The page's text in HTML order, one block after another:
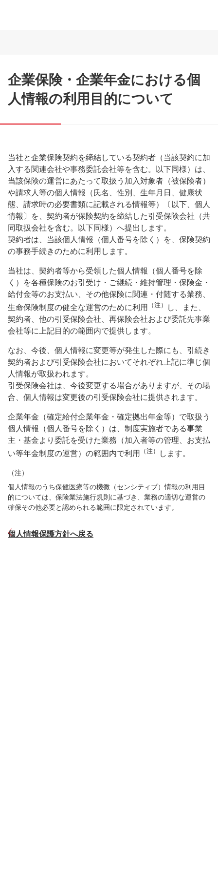
企業保険・企業年金における個
人情報の利用目的について
当社と企業保険契約を締結している契約者（当該契約に加
入する関連会社や事務委託会社等を含む。以下同様）は、
当該保険の運営にあたって取扱う加入対象者（被保険者）
や請求人等の個人情報（氏名、性別、生年月日、健康状
態、請求時の必要書類に記載される情報等）〔以下、個人
情報〕を、契約者が保険契約を締結した引受保険会社（共
同取扱会社を含む。以下同様）へ提出します。
契約者は、当該個人情報（個人番号を除く）を、保険契約
の事務手続きのために利用します。
当社は、契約者等から受領した個人情報（個人番号を除
く）を各種保険のお引受け・ご継続・維持管理・保険金・
給付金等のお支払い、その他保険に関連・付随する業務、
生命保険制度の健全な運営のために利用
（注）
し、また、
契約者、他の引受保険会社、再保険会社および委託先事業
会社等に上記目的の範囲内で提供します。
なお、今後、個人情報に変更等が発生した際にも、引続き
契約者および引受保険会社においてそれぞれ上記に準じ個
人情報が取扱われます。
引受保険会社は、今後変更する場合がありますが、その場
合、個人情報は変更後の引受保険会社に提供されます。
企業年金（確定給付企業年金・確定拠出年金等）で取扱う
個人情報（個人番号を除く）は、制度実施者である事業
主・基金より委託を受けた業務（加入者等の管理、お支払
い等年金制度の運営）の範囲内で利用
（注） します。
（注）
個人情報のうち保健医療等の機微（センシティブ）情報の利用目
的については、保険業法施行規則に基づき、業務の適切な運営の
確保その他必要と認められる範囲に限定されています。
個人情報保護方針へ戻る